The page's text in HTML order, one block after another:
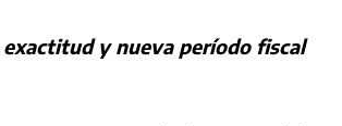
exactitud y nueva período fiscal